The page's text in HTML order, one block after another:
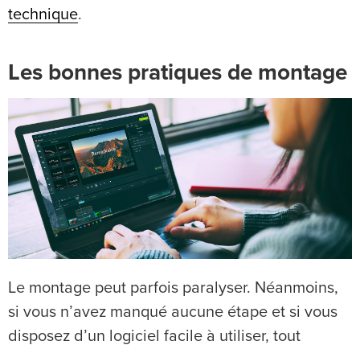
technique.
Les bonnes pratiques de montage
Le montage peut parfois paralyser. Néanmoins,
si vous n’avez manqué aucune étape et si vous
disposez d’un logiciel facile à utiliser, tout